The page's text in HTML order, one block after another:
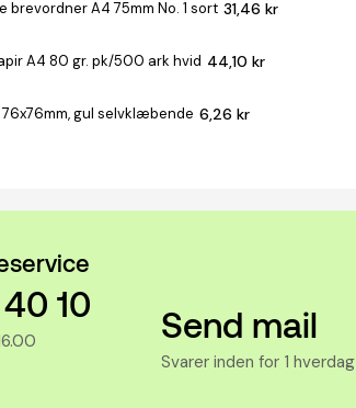
brevordner A4 75mm No. 1 sort 31,46 kr
A4 80 gr. pk/500 ark hvid 44,10 kr
gul selvklæbende 6,26 kr
10 Send mail
Svarer inden for 1 hverdag